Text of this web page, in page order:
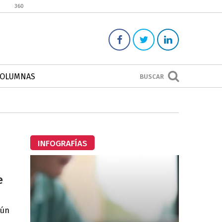
360
BUSCAR
INFOGRAFÍAS